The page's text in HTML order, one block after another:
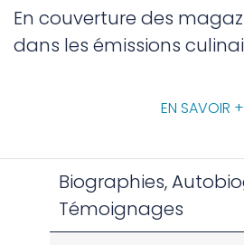
En couverture des
dans les émissions
EN SAVOIR +
Biographies,
Témoignages